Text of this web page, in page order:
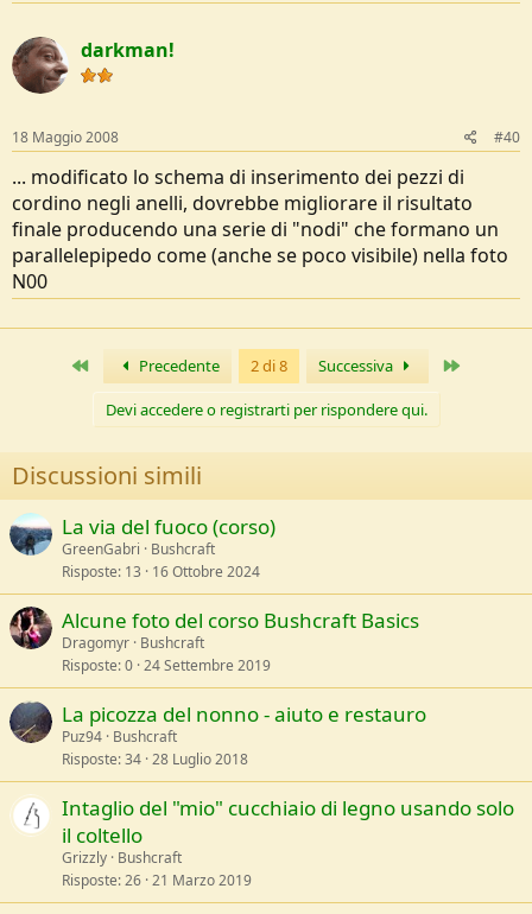
darkman!
18 Maggio 2008 #40
... modificato lo schema di inserimento dei pezzi di
cordino negli anelli, dovrebbe migliorare il risultato
finale producendo una serie di "nodi" che formano un
parallelepipedo come (anche se poco visibile) nella foto
N00
Primo Precedente 2 di 8 Successiva
Devi accedere o registrarti per rispondere qui.
Discussioni simili
La via del fuoco (corso)
GreenGabri
Bushcraft
Risposte 13 16 Ottobre 2024
Alcune foto del corso Bushcraft Basics
Dragomyr Bushcraft
Risposte 0 24 Settembre 2019
La picozza del nonno - aiuto e restauro
Puz94 Bushcraft
Risposte 34 28 Luglio 2018
Intaglio del "mio" cucchiaio di legno usando solo
il coltello
Grizzly Bushcraft
Risposte 26 21 Marzo 2019